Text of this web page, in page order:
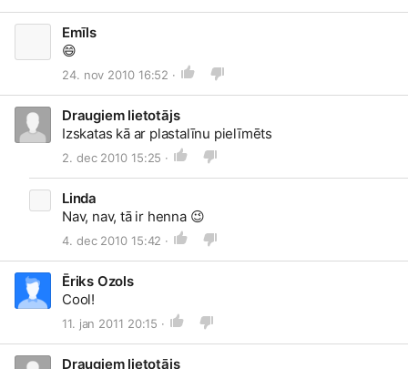
Emīls
😄
24. nov 2010 16:52 ·
Draugiem lietotājs
Izskatas kā ar plastalīnu pielīmēts
2. dec 2010 15:25 ·
Linda
Nav, nav, tā ir henna 😉
4. dec 2010 15:42 ·
Ēriks Ozols
Cool!
11. jan 2011 20:15 ·
Draugiem lietotājs